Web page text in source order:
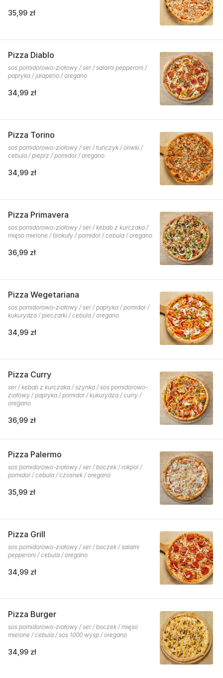
35,99 zł
Pizza Diablo
sos pomidorowo-ziołowy / ser / salami pepperoni /
papryka / jalapeno / oregano
34,99 zł
Pizza Torino
sos pomidorowo-ziołowy / ser / tuńczyk / oliwki /
cebula / pieprz / pomidor / oregano
34,99 zł
Pizza Primavera
sos pomidorowo-ziołowy / ser / kebab z kurczaka /
mięso mielone / brokuły / pomidor / cebula / oregano
36,99 zł
Pizza Wegetariana
sos pomidorowo-ziołowy / ser / papryka / pomidor /
kukurydza / pieczarki / cebula / oregano
34,99 zł
Pizza Curry
ser / kebab z kurczaka / szynka / sos pomidorowo-
ziołowy / papryka / pomidor / kukurydza / curry /
oregano
36,99 zł
Pizza Palermo
sos pomidorowo-ziołowy / ser / boczek / rokpol /
pomidor / cebula / czosnek / oregano
35,99 zł
Pizza Grill
sos pomidorowo-ziołowy / ser / boczek / salami
pepperoni / cebula / oregano
34,99 zł
Pizza Burger
sos pomidorowo-ziołowy / ser / boczek / mięso
mielone / cebula / sos 1000 wysp / oregano
34,99 zł